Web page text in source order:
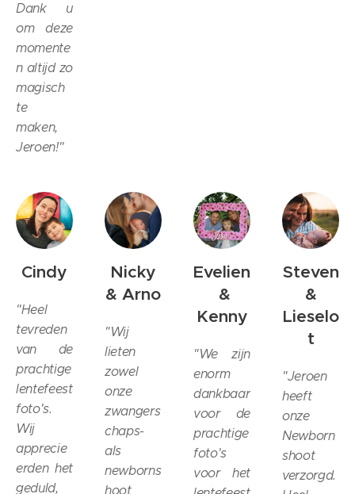
Dank u
om deze
momente
n altijd zo
magisch
te
maken,
Jeroen!"
Cindy
"Heel
tevreden
van de
prachtige
lentefeest
foto's.
Wij
apprecie
erden het
geduld,
Nicky
& Arno
"Wij
lieten
zowel
onze
zwangers
chaps-
als
newborns
hoot
Evelien
&
Kenny
"We zijn
enorm
dankbaar
voor de
prachtige
foto's
voor het
Steven
&
Lieselo
t
"Jeroen
heeft
onze
Newborn
shoot
verzorgd.